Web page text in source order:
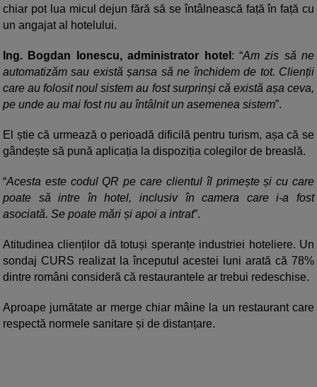
chiar pot lua micul dejun fără să se întâlnească față în față cu
un angajat al hotelului.
Ing. Bogdan Ionescu, administrator hotel : “Am zis să ne
automatizăm sau există șansa să ne închidem de tot. Clienții
care au folosit noul sistem au fost surprinși că există așa ceva,
pe unde au mai fost nu au întâlnit un asemenea sistem”.
El știe că urmează o perioadă dificilă pentru turism, așa că se
gândește să pună aplicația la dispoziția colegilor de breaslă.
“Acesta este codul QR pe care clientul îl primește și cu care
poate să intre în hotel, inclusiv în camera care i-a fost
asociată. Se poate mări și apoi a intrat”.
Atitudinea clienților dă totuși speranțe industriei hoteliere. Un
sondaj CURS realizat la începutul acestei luni arată că 78%
dintre români consideră că restaurantele ar trebui redeschise.
Aproape jumătate ar merge chiar mâine la un restaurant care
respectă normele sanitare și de distanțare.